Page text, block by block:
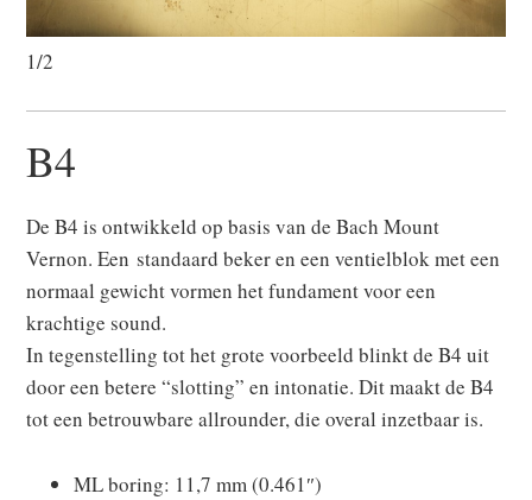
1/2
B4
De B4 is ontwikkeld op basis van de Bach Mount
Vernon. Een standaard beker en een ventielblok met een
normaal gewicht vormen het fundament voor een
krachtige sound.
In tegenstelling tot het grote voorbeeld blinkt de B4 uit
door een betere “slotting” en intonatie. Dit maakt de B4
tot een betrouwbare allrounder, die overal inzetbaar is.
ML boring: 11,7 mm (0.461″)